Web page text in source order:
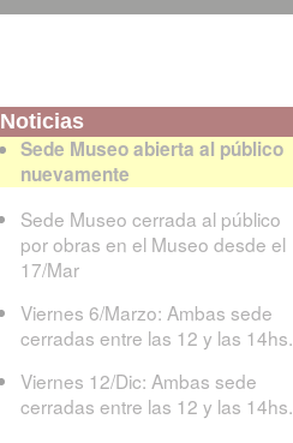
Noticias
Sede Museo abierta al público
nuevamente
Sede Museo cerrada al público
por obras en el Museo desde el
17/Mar
Viernes 6/Marzo: Ambas sede
cerradas entre las 12 y las 14hs.
Viernes 12/Dic: Ambas sede
cerradas entre las 12 y las 14hs.